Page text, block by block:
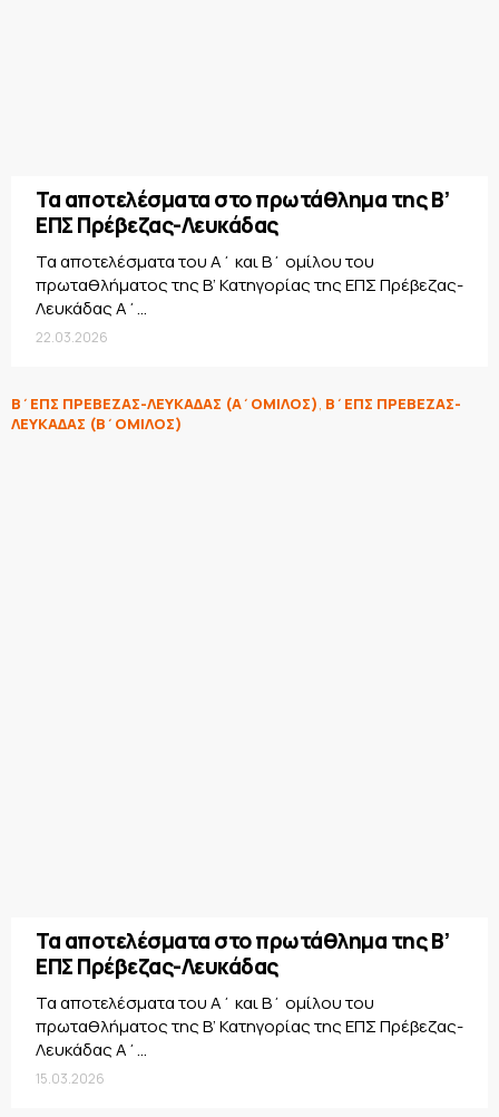
Τα αποτελέσματα στο πρωτάθλημα της Β’
ΕΠΣ Πρέβεζας-Λευκάδας
Τα αποτελέσματα του Α΄ και Β΄ ομίλου του
πρωταθλήματος της Β’ Κατηγορίας της ΕΠΣ Πρέβεζας-
Λευκάδας Α΄...
22.03.2026
Β΄ΕΠΣ ΠΡΕΒΕΖΑΣ-ΛΕΥΚΑΔΑΣ (Α΄ΟΜΙΛΟΣ), Β΄ΕΠΣ ΠΡΕΒΕΖΑΣ-
ΛΕΥΚΑΔΑΣ (Β΄ΟΜΙΛΟΣ)
Τα αποτελέσματα στο πρωτάθλημα της Β’
ΕΠΣ Πρέβεζας-Λευκάδας
Τα αποτελέσματα του Α΄ και Β΄ ομίλου του
πρωταθλήματος της Β’ Κατηγορίας της ΕΠΣ Πρέβεζας-
Λευκάδας Α΄...
15.03.2026